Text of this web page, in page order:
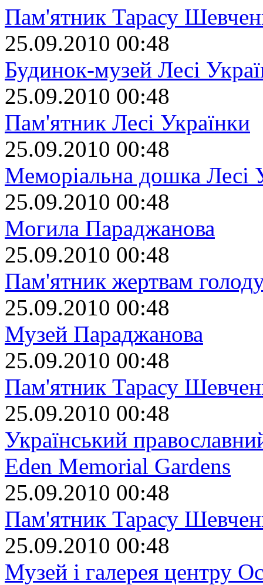
Пам'ятник Тарасу
25.09.2010 00:48
Будинок-музей Лесі
25.09.2010 00:48
Пам'ятник Лесі Українки
25.09.2010 00:48
Меморіальна дошка Лесі
25.09.2010 00:48
Могила Параджанова
25.09.2010 00:48
Пам'ятник жертвам
25.09.2010 00:48
Музей Параджанова
25.09.2010 00:48
Пам'ятник Тарасу
25.09.2010 00:48
Український
Eden Memorial Gardens
25.09.2010 00:48
Пам'ятник Тарасу
25.09.2010 00:48
Музей і галерея центру